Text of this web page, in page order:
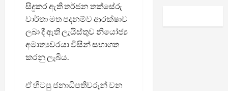
සිදුකර ඇති තර්ජන තක්සේරු
වාර්තා මත පදනම්ව ආරක්ෂාව
ලබා දී ඇති ලැයිස්තුව නියෝජ්‍ය
අමාත්‍යවරයා විසින් සභාගත
කරනු ලැබීය.
ඒ හිටපු ජනාධිපතිවරුන් වන